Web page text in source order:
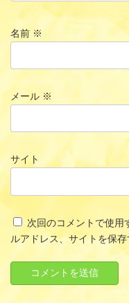
名前 ※
メール ※
サイト
次回のコメントで使用
ルアドレス、サイトを保存